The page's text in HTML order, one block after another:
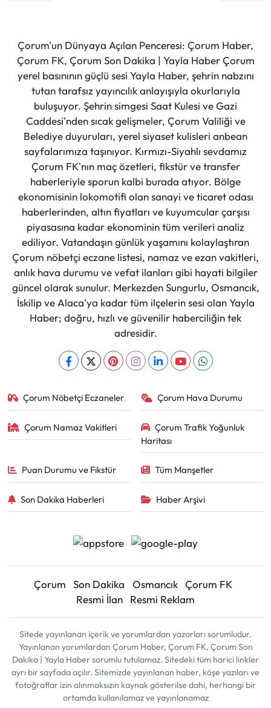
Çorum'un Dünyaya Açılan Penceresi: Çorum Haber,
Çorum FK, Çorum Son Dakika | Yayla Haber Çorum
yerel basınının güçlü sesi Yayla Haber, şehrin nabzını
tutan tarafsız yayıncılık anlayışıyla okurlarıyla
buluşuyor. Şehrin simgesi Saat Kulesi ve Gazi
Caddesi'nden sıcak gelişmeler, Çorum Valiliği ve
Belediye duyuruları, yerel siyaset kulisleri anbean
sayfalarımıza taşınıyor. Kırmızı-Siyahlı sevdamız
Çorum FK'nın maç özetleri, fikstür ve transfer
haberleriyle sporun kalbi burada atıyor. Bölge
ekonomisinin lokomotifi olan sanayi ve ticaret odası
haberlerinden, altın fiyatları ve kuyumcular çarşısı
piyasasına kadar ekonominin tüm verileri analiz
ediliyor. Vatandaşın günlük yaşamını kolaylaştıran
Çorum nöbetçi eczane listesi, namaz ve ezan vakitleri,
anlık hava durumu ve vefat ilanları gibi hayati bilgiler
güncel olarak sunulur. Merkezden Sungurlu, Osmancık,
İskilip ve Alaca'ya kadar tüm ilçelerin sesi olan Yayla
Haber; doğru, hızlı ve güvenilir haberciliğin tek
adresidir.
Çorum Nöbetçi Eczaneler Çorum Hava Durumu
Çorum Namaz Vakitleri
Çorum Trafik Yoğunluk
Haritası
Puan Durumu ve Fikstür Tüm Manşetler
Son Dakika Haberleri Haber Arşivi
Çorum Son Dakika Osmancık Çorum FK
Resmi İlan
Resmi Reklam
Sitede yayınlanan içerik ve yorumlardan yazarları sorumludur.
Yayınlanan yorumlardan Çorum Haber, Çorum FK, Çorum Son
Dakika | Yayla Haber sorumlu tutulamaz. Sitedeki tüm harici linkler
ayrı bir sayfada açılır. Sitemizde yayınlanan haber, köşe yazıları ve
fotoğraflar izin alınmaksızın kaynak gösterilse dahi, herhangi bir
ortamda kullanılamaz ve yayınlanamaz